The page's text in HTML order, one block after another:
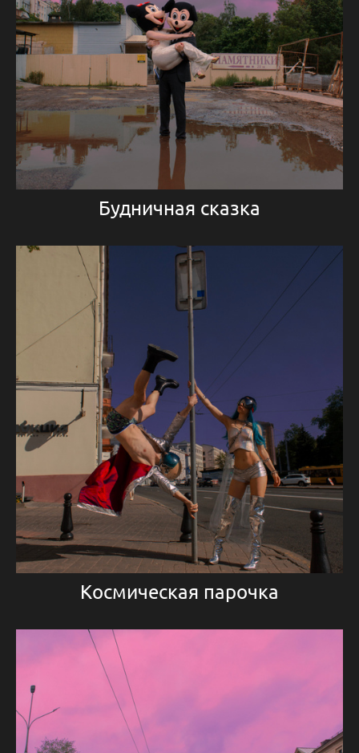
Будничная сказка
Космическая парочка